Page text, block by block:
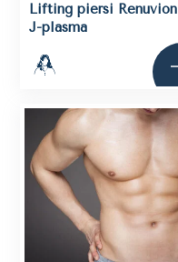
Lifting piersi Renuvion
J-plasma